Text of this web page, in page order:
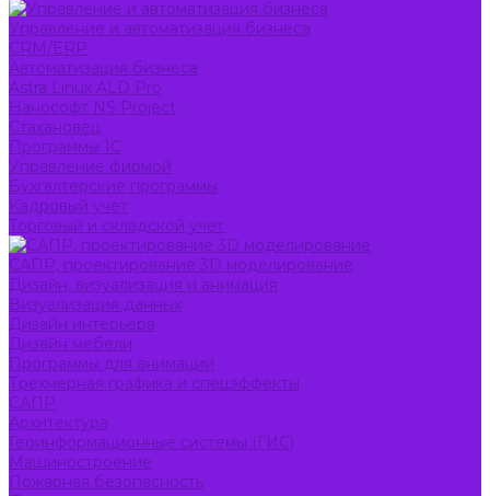
Управление и автоматизация бизнеса
CRM/ERP
Автоматизация бизнеса
Astra Linux ALD Pro
Нанософт NS Project
Стахановец
Программы 1С
Управление фирмой
Бухгалтерские программы
Кадровый учет
Торговый и складской учет
САПР, проектирование 3D моделирование
Дизайн, визуализация и анимация
Визуализация данных
Дизайн интерьера
Дизайн мебели
Программы для анимации
Трехмерная графика и спецэффекты
САПР
Архитектура
Геоинформационные системы (ГИС)
Машиностроение
Пожарная безопасность